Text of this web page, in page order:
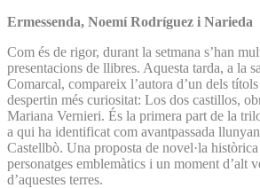
Ermessenda, Noemí Rodríguez i Narieda
Com és de rigor, durant la setmana s’han
presentacions de llibres. Aquesta tarda, a la
Comarcal, compareix l’autora d’un dels
despertin més curiositat: Los dos castillos,
Mariana Vernieri. És la primera part de la
a qui ha identificat com avantpassada
Castellbò. Una proposta de novel·la
personatges emblemàtics i un moment d’alt
d’aquestes terres.